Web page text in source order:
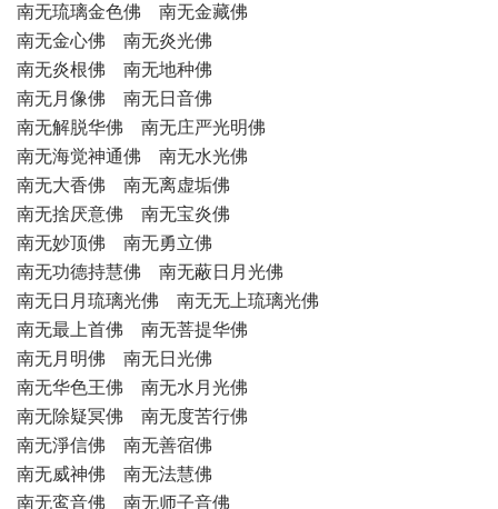
南无琉璃金色佛 南无金藏佛
南无金心佛 南无炎光佛
南无炎根佛 南无地种佛
南无月像佛 南无日音佛
南无解脱华佛 南无庄严光明佛
南无海觉神通佛 南无水光佛
南无大香佛 南无离虚垢佛
南无捨厌意佛 南无宝炎佛
南无妙顶佛 南无勇立佛
南无功德持慧佛 南无蔽日月光佛
南无日月琉璃光佛 南无无上琉璃光佛
南无最上首佛 南无菩提华佛
南无月明佛 南无日光佛
南无华色王佛 南无水月光佛
南无除疑冥佛 南无度苦行佛
南无淨信佛 南无善宿佛
南无威神佛 南无法慧佛
南无鸾音佛 南无师子音佛